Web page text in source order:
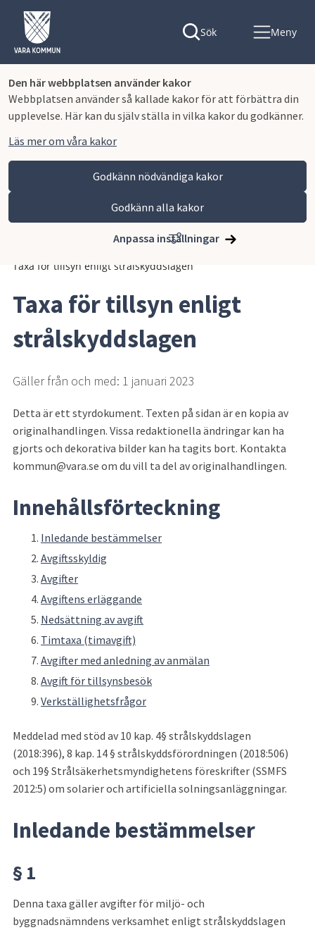
Den här webbplatsen använder kakor
Webbplatsen använder så kallade kakor för att förbättra din
upplevelse. Här kan du själv ställa in vilka kakor du godkänner.
Läs mer om våra kakor
Godkänn nödvändiga kakor
Godkänn alla kakor
Anpassa inställningar
Sök Meny
Vara kommun
Kommun och politik
Vår organisation och verksamhet
Taxa för tillsyn enligt strålskyddslagen
Taxa för tillsyn enligt
strålskyddslagen
Gäller från och med: 1 januari 2023
Detta är ett styrdokument. Texten på sidan är en kopia av
originalhandlingen. Vissa redaktionella ändringar kan ha
gjorts och dekorativa bilder kan ha tagits bort. Kontakta
kommun@vara.se om du vill ta del av originalhandlingen.
Innehållsförteckning
Inledande bestämmelser
Avgiftsskyldig
Avgifter
Avgiftens erläggande
Nedsättning av avgift
Timtaxa (timavgift)
Avgifter med anledning av anmälan
Avgift för tillsynsbesök
Verkställighetsfrågor
Meddelad med stöd av 10 kap. 4§ strålskyddslagen
(2018:396), 8 kap. 14 § strålskyddsförordningen (2018:506)
och 19§ Strålsäkerhetsmyndighetens föreskrifter (SSMFS
2012:5) om solarier och artificiella solningsanläggningar.
Inledande bestämmelser
§ 1
Denna taxa gäller avgifter för miljö- och
byggnadsnämndens verksamhet enligt strålskyddslagen